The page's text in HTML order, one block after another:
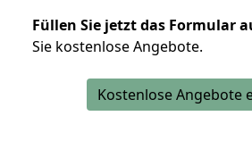
Füllen Sie jetzt das Formular
Sie kostenlose Angebote.
Kostenlose Angebote